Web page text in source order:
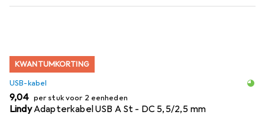
KWANTUMKORTING
USB-kabel
EUR
9,04 per stuk voor 2 eenheden
LindyAdapterkabel USB A St - DC 5,5/2,5 mm